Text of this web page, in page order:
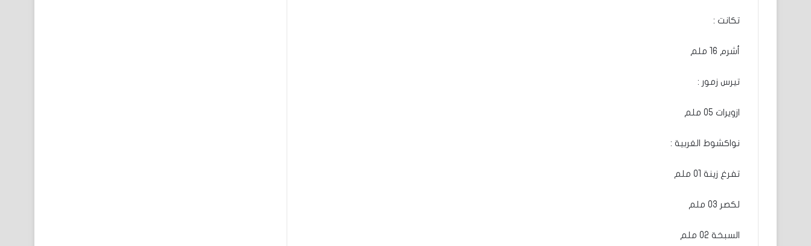
تكانت :
أشرم 16 ملم
تيرس زمور :
ازويرات 05 ملم
نواكشوط الغربية :
تفرغ زينة 01 ملم
لكصر 03 ملم
السبخة 02 ملم